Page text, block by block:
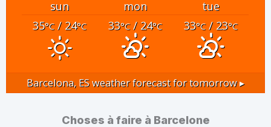
sun mon
tue
35°C/ 24°C 33°C/ 24°C 33°C/ 23°C
Barcelona, ESweather forecast for tomorrow ▸
Choses à faire à Barcelone